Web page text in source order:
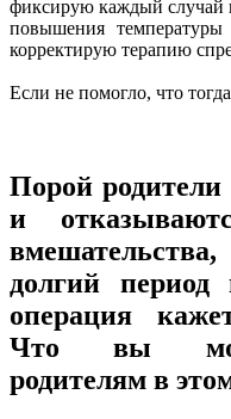
фиксирую каждый случай
повышения
корректирую терапию
Если не помогло, что
Порой
и
долгий период
операция
Что вы
родителям в